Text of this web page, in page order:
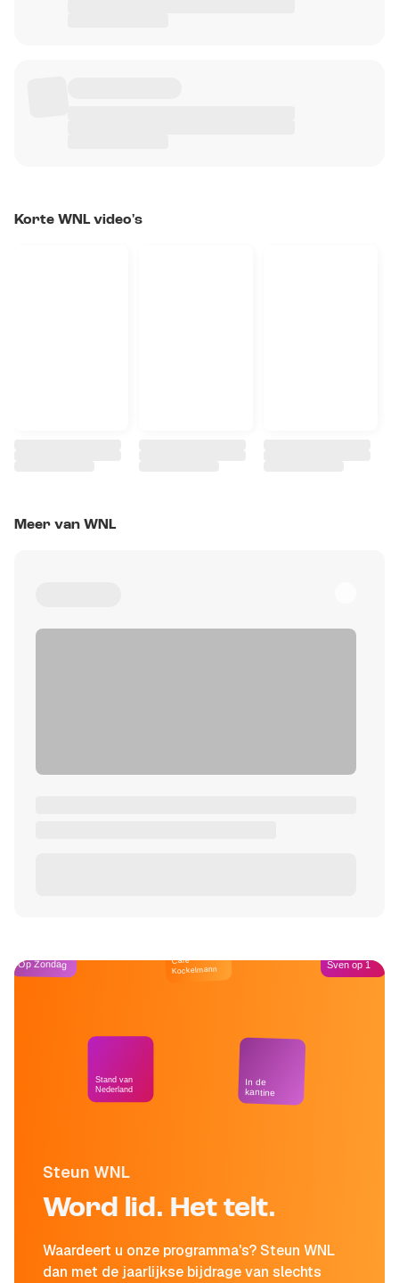
Korte WNL video's
Meer van WNL
Steun WNL
Word lid. Het telt.
Waardeert u onze programma's? Steun WNL
dan met de jaarlijkse bijdrage van slechts
Op Zondag
Stand van
Nederland
Café
Kockelmann
In de
kantine
Sven op 1